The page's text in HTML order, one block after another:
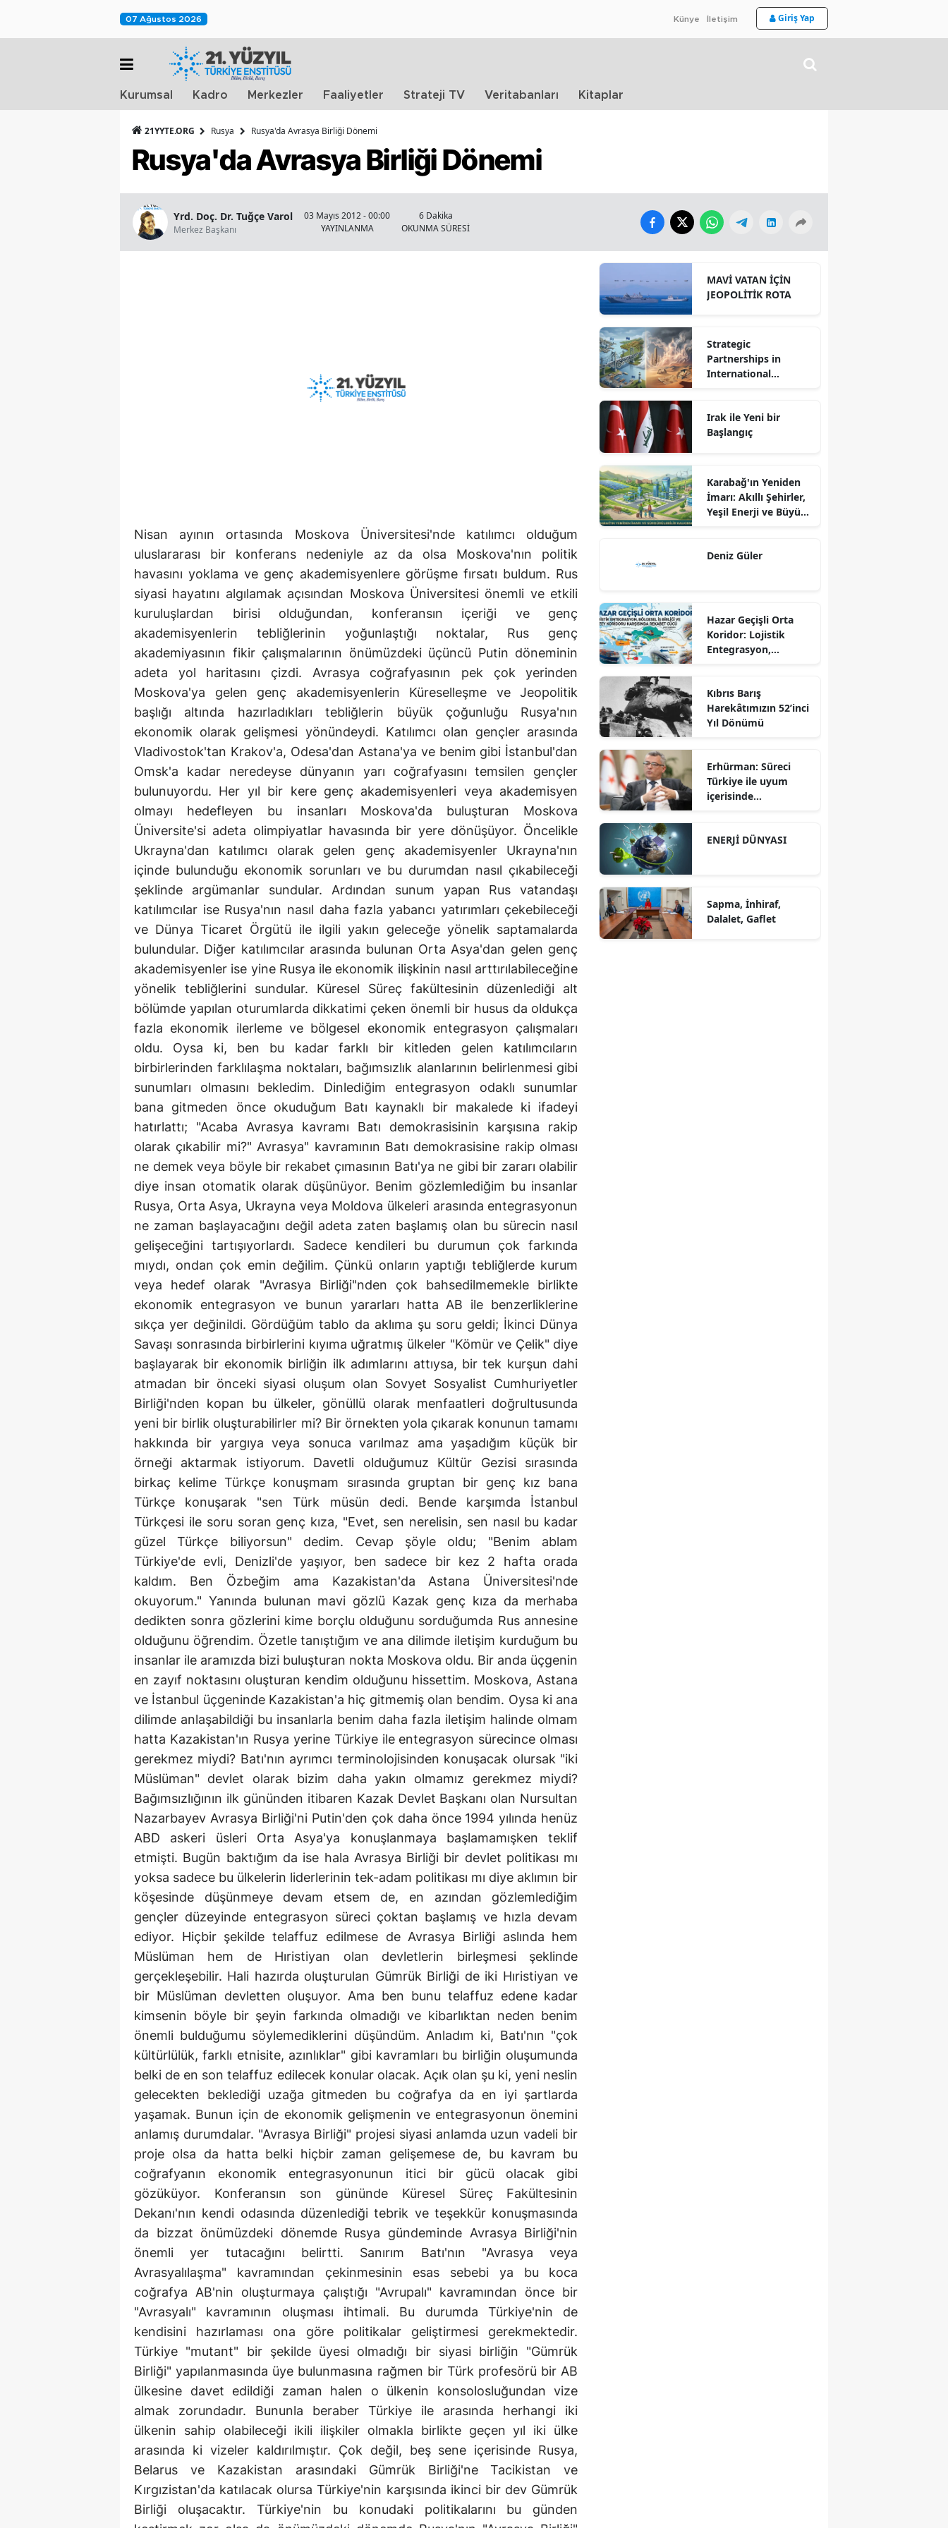
07 Ağustos 2026 Künye İletişim Giriş Yap
Kurumsal Kadro Merkezler Faaliyetler Strateji TV Veritabanları Kitaplar
21YYTE.ORG Rusya Rusya'da Avrasya Birliği Dönemi
Rusya'da Avrasya Birliği Dönemi
Yrd. Doç. Dr. Tuğçe Varol
Merkez Başkanı
03 Mayıs 2012 - 00:00
YAYINLANMA
6 Dakika
OKUNMA SÜRESİ
Nisan ayının ortasında Moskova Üniversitesi'nde katılımcı olduğum
uluslararası bir konferans nedeniyle az da olsa Moskova'nın politik
havasını yoklama ve genç akademisyenlere görüşme fırsatı buldum. Rus
siyasi hayatını algılamak açısından Moskova Üniversitesi önemli ve etkili
kuruluşlardan birisi olduğundan, konferansın içeriği ve genç
akademisyenlerin tebliğlerinin yoğunlaştığı noktalar, Rus genç
akademiyasının fikir çalışmalarının önümüzdeki üçüncü Putin döneminin
adeta yol haritasını çizdi. Avrasya coğrafyasının pek çok yerinden
Moskova'ya gelen genç akademisyenlerin Küreselleşme ve Jeopolitik
başlığı altında hazırladıkları tebliğlerin büyük çoğunluğu Rusya'nın
ekonomik olarak gelişmesi yönündeydi. Katılımcı olan gençler arasında
Vladivostok'tan Krakov'a, Odesa'dan Astana'ya ve benim gibi İstanbul'dan
Omsk'a kadar neredeyse dünyanın yarı coğrafyasını temsilen gençler
bulunuyordu. Her yıl bir kere genç akademisyenleri veya akademisyen
olmayı hedefleyen bu insanları Moskova'da buluşturan Moskova
Üniversite'si adeta olimpiyatlar havasında bir yere dönüşüyor. Öncelikle
Ukrayna'dan katılımcı olarak gelen genç akademisyenler Ukrayna'nın
içinde bulunduğu ekonomik sorunları ve bu durumdan nasıl çıkabileceği
şeklinde argümanlar sundular. Ardından sunum yapan Rus vatandaşı
katılımcılar ise Rusya'nın nasıl daha fazla yabancı yatırımları çekebileceği
ve Dünya Ticaret Örgütü ile ilgili yakın geleceğe yönelik saptamalarda
bulundular. Diğer katılımcılar arasında bulunan Orta Asya'dan gelen genç
akademisyenler ise yine Rusya ile ekonomik ilişkinin nasıl arttırılabileceğine
yönelik tebliğlerini sundular. Küresel Süreç fakültesinin düzenlediği alt
bölümde yapılan oturumlarda dikkatimi çeken önemli bir husus da oldukça
fazla ekonomik ilerleme ve bölgesel ekonomik entegrasyon çalışmaları
oldu. Oysa ki, ben bu kadar farklı bir kitleden gelen katılımcıların
birbirlerinden farklılaşma noktaları, bağımsızlık alanlarının belirlenmesi gibi
sunumları olmasını bekledim. Dinlediğim entegrasyon odaklı sunumlar
bana gitmeden önce okuduğum Batı kaynaklı bir makalede ki ifadeyi
hatırlattı; "Acaba Avrasya kavramı Batı demokrasisinin karşısına rakip
olarak çıkabilir mi?" Avrasya" kavramının Batı demokrasisine rakip olması
ne demek veya böyle bir rekabet çımasının Batı'ya ne gibi bir zararı olabilir
diye insan otomatik olarak düşünüyor. Benim gözlemlediğim bu insanlar
Rusya, Orta Asya, Ukrayna veya Moldova ülkeleri arasında entegrasyonun
ne zaman başlayacağını değil adeta zaten başlamış olan bu sürecin nasıl
gelişeceğini tartışıyorlardı. Sadece kendileri bu durumun çok farkında
mıydı, ondan çok emin değilim. Çünkü onların yaptığı tebliğlerde kurum
veya hedef olarak "Avrasya Birliği"nden çok bahsedilmemekle birlikte
ekonomik entegrasyon ve bunun yararları hatta AB ile benzerliklerine
sıkça yer değinildi. Gördüğüm tablo da aklıma şu soru geldi; İkinci Dünya
Savaşı sonrasında birbirlerini kıyıma uğratmış ülkeler "Kömür ve Çelik" diye
başlayarak bir ekonomik birliğin ilk adımlarını attıysa, bir tek kurşun dahi
atmadan bir önceki siyasi oluşum olan Sovyet Sosyalist Cumhuriyetler
Birliği'nden kopan bu ülkeler, gönüllü olarak menfaatleri doğrultusunda
yeni bir birlik oluşturabilirler mi? Bir örnekten yola çıkarak konunun tamamı
hakkında bir yargıya veya sonuca varılmaz ama yaşadığım küçük bir
örneği aktarmak istiyorum. Davetli olduğumuz Kültür Gezisi sırasında
birkaç kelime Türkçe konuşmam sırasında gruptan bir genç kız bana
Türkçe konuşarak "sen Türk müsün dedi. Bende karşımda İstanbul
Türkçesi ile soru soran genç kıza, "Evet, sen nerelisin, sen nasıl bu kadar
güzel Türkçe biliyorsun" dedim. Cevap şöyle oldu; "Benim ablam
Türkiye'de evli, Denizli'de yaşıyor, ben sadece bir kez 2 hafta orada
kaldım. Ben Özbeğim ama Kazakistan'da Astana Üniversitesi'nde
okuyorum." Yanında bulunan mavi gözlü Kazak genç kıza da merhaba
dedikten sonra gözlerini kime borçlu olduğunu sorduğumda Rus annesine
olduğunu öğrendim. Özetle tanıştığım ve ana dilimde iletişim kurduğum bu
insanlar ile aramızda bizi buluşturan nokta Moskova oldu. Bir anda üçgenin
en zayıf noktasını oluşturan kendim olduğunu hissettim. Moskova, Astana
ve İstanbul üçgeninde Kazakistan'a hiç gitmemiş olan bendim. Oysa ki ana
dilimde anlaşabildiği bu insanlarla benim daha fazla iletişim halinde olmam
hatta Kazakistan'ın Rusya yerine Türkiye ile entegrasyon sürecince olması
gerekmez miydi? Batı'nın ayrımcı terminolojisinden konuşacak olursak "iki
Müslüman" devlet olarak bizim daha yakın olmamız gerekmez miydi?
Bağımsızlığının ilk gününden itibaren Kazak Devlet Başkanı olan Nursultan
Nazarbayev Avrasya Birliği'ni Putin'den çok daha önce 1994 yılında henüz
ABD askeri üsleri Orta Asya'ya konuşlanmaya başlamamışken teklif
etmişti. Bugün baktığım da ise hala Avrasya Birliği bir devlet politikası mı
yoksa sadece bu ülkelerin liderlerinin tek-adam politikası mı diye aklımın bir
köşesinde düşünmeye devam etsem de, en azından gözlemlediğim
gençler düzeyinde entegrasyon süreci çoktan başlamış ve hızla devam
ediyor. Hiçbir şekilde telaffuz edilmese de Avrasya Birliği aslında hem
Müslüman hem de Hıristiyan olan devletlerin birleşmesi şeklinde
gerçekleşebilir. Hali hazırda oluşturulan Gümrük Birliği de iki Hıristiyan ve
bir Müslüman devletten oluşuyor. Ama ben bunu telaffuz edene kadar
kimsenin böyle bir şeyin farkında olmadığı ve kibarlıktan neden benim
önemli bulduğumu söylemediklerini düşündüm. Anladım ki, Batı'nın "çok
kültürlülük, farklı etnisite, azınlıklar" gibi kavramları bu birliğin oluşumunda
belki de en son telaffuz edilecek konular olacak. Açık olan şu ki, yeni neslin
gelecekten beklediği uzağa gitmeden bu coğrafya da en iyi şartlarda
yaşamak. Bunun için de ekonomik gelişmenin ve entegrasyonun önemini
anlamış durumdalar. "Avrasya Birliği" projesi siyasi anlamda uzun vadeli bir
proje olsa da hatta belki hiçbir zaman gelişemese de, bu kavram bu
coğrafyanın ekonomik entegrasyonunun itici bir gücü olacak gibi
gözüküyor. Konferansın son gününde Küresel Süreç Fakültesinin
Dekanı'nın kendi odasında düzenlediği tebrik ve teşekkür konuşmasında
da bizzat önümüzdeki dönemde Rusya gündeminde Avrasya Birliği'nin
önemli yer tutacağını belirtti. Sanırım Batı'nın "Avrasya veya
Avrasyalılaşma" kavramından çekinmesinin esas sebebi ya bu koca
coğrafya AB'nin oluşturmaya çalıştığı "Avrupalı" kavramından önce bir
"Avrasyalı" kavramının oluşması ihtimali. Bu durumda Türkiye'nin de
kendisini hazırlaması ona göre politikalar geliştirmesi gerekmektedir.
Türkiye "mutant" bir şekilde üyesi olmadığı bir siyasi birliğin "Gümrük
Birliği" yapılanmasında üye bulunmasına rağmen bir Türk profesörü bir AB
ülkesine davet edildiği zaman halen o ülkenin konsolosluğundan vize
almak zorundadır. Bununla beraber Türkiye ile arasında herhangi iki
ülkenin sahip olabileceği ikili ilişkiler olmakla birlikte geçen yıl iki ülke
arasında ki vizeler kaldırılmıştır. Çok değil, beş sene içerisinde Rusya,
Belarus ve Kazakistan arasındaki Gümrük Birliği'ne Tacikistan ve
Kırgızistan'da katılacak olursa Türkiye'nin karşısında ikinci bir dev Gümrük
Birliği oluşacaktır. Türkiye'nin bu konudaki politikalarını bu günden
MAVİ VATAN İÇİN
JEOPOLİTİK ROTA
Strategic
Partnerships in
International
Irak ile Yeni bir
Başlangıç
Karabağ'ın Yeniden
İmarı: Akıllı Şehirler,
Yeşil Enerji ve Büyük
Sürdürülebilir
Deniz Güler
Hazar Geçişli Orta
Koridor: Lojistik
Entegrasyon,
Karşısında Rekabet
Gücü
Kıbrıs Barış
Harekâtımızın 52’inci
Yıl Dönümü
Erhürman: Süreci
Türkiye ile uyum
içerisinde
ENERJİ DÜNYASI
Sapma, İnhiraf,
Dalalet, Gaflet